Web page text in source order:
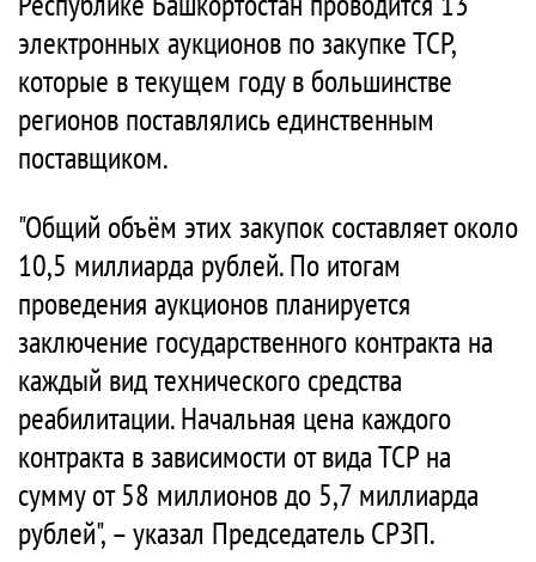
электронных аукционов по закупке ТСР,
которые в текущем году в большинстве
регионов поставлялись единственным
поставщиком.
"Общий объём этих закупок составляет около
10,5 миллиарда рублей. По итогам
проведения аукционов планируется
заключение государственного контракта на
каждый вид технического средства
реабилитации. Начальная цена каждого
контракта в зависимости от вида ТСР на
сумму от 58 миллионов до 5,7 миллиарда
рублей", – указал Председатель СРЗП.